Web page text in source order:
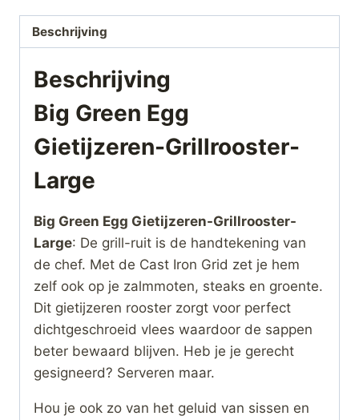
Beschrijving
Beschrijving
Big Green Egg
Gietijzeren-Grillrooster-
Large
Big Green Egg Gietijzeren-Grillrooster-
Large: De grill-ruit is de handtekening van
de chef. Met de Cast Iron Grid zet je hem
zelf ook op je zalmmoten, steaks en groente.
Dit gietijzeren rooster zorgt voor perfect
dichtgeschroeid vlees waardoor de sappen
beter bewaard blijven. Heb je je gerecht
gesigneerd? Serveren maar.
Hou je ook zo van het geluid van sissen en